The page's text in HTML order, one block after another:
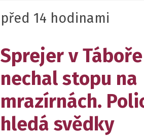
před 14 hodinami
Sprejer v Táboře
nechal stopu na
mrazírnách.
hledá svědky